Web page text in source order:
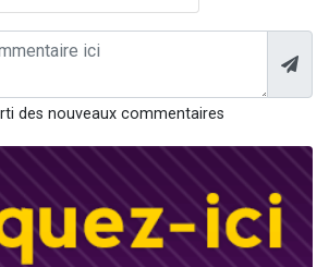
des nouveaux commentaires